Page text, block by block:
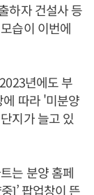
하자 건설사 등
습이 이번에
년에도 부
따라 '미분양
지가 늘고 있
는 분양 홈페
]’ 팝업창이 뜬